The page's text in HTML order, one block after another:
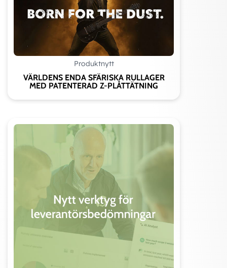
Produktnytt
VÄRLDENS ENDA SFÄRISKA RULLAGER
MED PATENTERAD Z-PLÅTTÄTNING